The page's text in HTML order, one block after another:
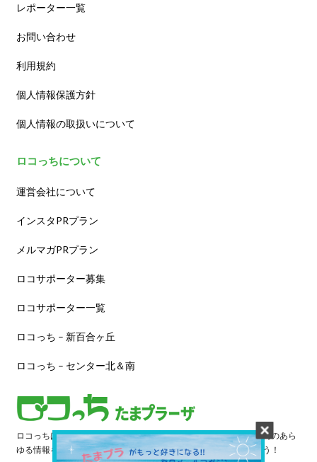
レポーター一覧
お問い合わせ
利用規約
個人情報保護方針
個人情報の取扱いについて
ロコっちについて
運営会社について
インスタPRプラン
メルマガPRプラン
ロコサポーター募集
ロコサポーター一覧
ロコっち – 新百合ヶ丘
ロコっち – センター北＆南
ロコっちは、あなたのジモト体験を豊かにする情報サイトです。街のあら
ゆる情報を収集し、日々更新しています。早速情報を探してみよう！